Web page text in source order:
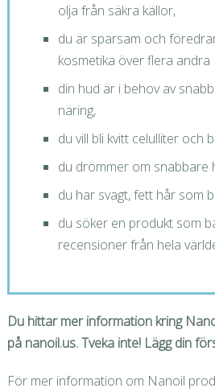
olja från säkra källor,
du är sparsam och
kosmetika över flera andra
din hud är i behov av
näring,
du vill bli kvitt celulliter och
du drömmer om snabbare
du har svagt, fett hår som
du söker en produkt som
recensioner från hela
Du hittar mer information kring
på nanoil.us. Tveka inte! Lägg din
För mer information om Nanoil